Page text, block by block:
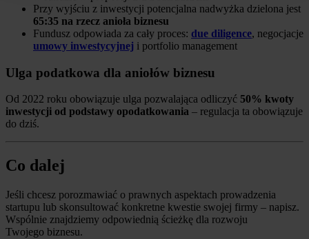
Przy wyjściu z inwestycji potencjalna nadwyżka dzielona jest
65:35 na rzecz anioła biznesu
Fundusz odpowiada za cały proces: due diligence, negocjacje
umowy inwestycyjnej i portfolio management
Ulga podatkowa dla aniołów biznesu
Od 2022 roku obowiązuje ulga pozwalająca odliczyć 50% kwoty
inwestycji od podstawy opodatkowania – regulacja ta obowiązuje
do dziś.
Co dalej
Jeśli chcesz porozmawiać o prawnych aspektach prowadzenia
startupu lub skonsultować konkretne kwestie swojej firmy – napisz.
Wspólnie znajdziemy odpowiednią ścieżkę dla rozwoju
Twojego biznesu.